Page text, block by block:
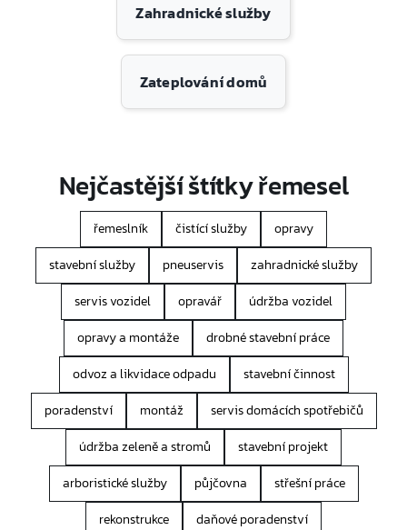
Zahradnické služby
Zateplování domů
Nejčastější štítky řemesel
řemeslník čistící služby
opravy
stavební služby
pneuservis
zahradnické služby
servis vozidel
opravář
údržba vozidel
opravy a montáže
drobné stavební práce
odvoz a likvidace odpadu
stavební činnost
poradenství
montáž
servis domácích spotřebičů
údržba zeleně a stromů
stavební projekt
arboristické služby
půjčovna
střešní práce
rekonstrukce
daňové poradenství